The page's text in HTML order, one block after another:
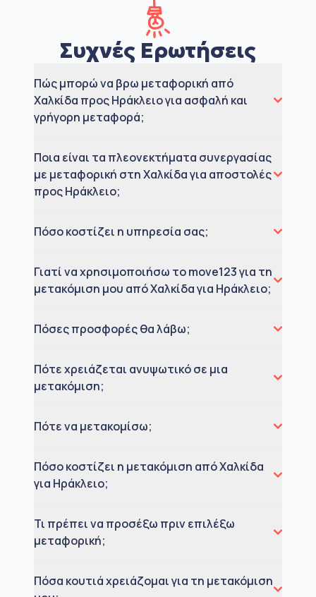
Συχνές Ερωτήσεις
Πώς μπορώ να βρω μεταφορική από
Χαλκίδα προς Ηράκλειο για ασφαλή και
γρήγορη μεταφορά;
Ποια είναι τα πλεονεκτήματα συνεργασίας
με μεταφορική στη Χαλκίδα για αποστολές
προς Ηράκλειο;
Πόσο κοστίζει η υπηρεσία σας;
Γιατί να χρησιμοποιήσω το move123 για τη
μετακόμιση μου από Χαλκίδα για Ηράκλειο;
Πόσες προσφορές θα λάβω;
Πότε χρειάζεται ανυψωτικό σε μια
μετακόμιση;
Πότε να μετακομίσω;
Πόσο κοστίζει η μετακόμιση από Χαλκίδα
για Ηράκλειο;
Τι πρέπει να προσέξω πριν επιλέξω
μεταφορική;
Πόσα κουτιά χρειάζομαι για τη μετακόμιση